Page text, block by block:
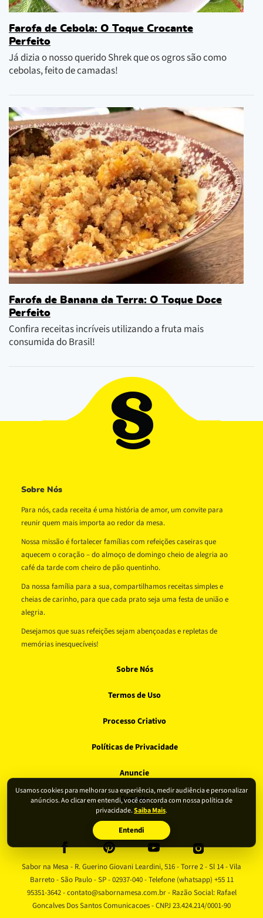
Usamos cookies para melhorar sua experiência, medir audiência e personalizar
anúncios. Ao clicar em entendi, você concorda com nossa política de
privacidade.Saiba Mais.
Entendi
Farofa de Cebola: O Toque Crocante
Perfeito
Já dizia o nosso querido Shrek que os ogros são como
cebolas, feito de camadas!
Farofa de Banana da Terra: O Toque Doce
Perfeito
Confira receitas incríveis utilizando a fruta mais
consumida do Brasil!
Sobre Nós
Para nós, cada receita é uma história de amor, um convite para
reunir quem mais importa ao redor da mesa.
Nossa missão é fortalecer famílias com refeições caseiras que
aquecem o coração – do almoço de domingo cheio de alegria ao
café da tarde com cheiro de pão quentinho.
Da nossa família para a sua, compartilhamos receitas simples e
cheias de carinho, para que cada prato seja uma festa de união e
alegria.
Desejamos que suas refeições sejam abençoadas e repletas de
memórias inesquecíveis!
Sobre Nós
Termos de Uso
Processo Criativo
Políticas de Privacidade
Anuncie
Contato
Sabor na Mesa - R. Guerino Giovani Leardini, 516 - Torre 2 - Sl 14 - Vila
Barreto - São Paulo - SP - 02937-040 - Telefone (whatsapp) +55 11
95351-3642 - contato@sabornamesa.com.br - Razão Social: Rafael
Goncalves Dos Santos Comunicacoes - CNPJ 23.424.214/0001-90